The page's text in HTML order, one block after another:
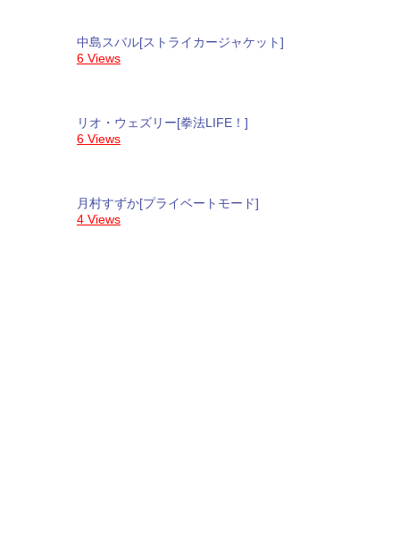
中島スバル[ストライカージャケット]
6 Views
リオ・ウェズリー[拳法LIFE！]
6 Views
月村すずか[プライベートモード]
4 Views